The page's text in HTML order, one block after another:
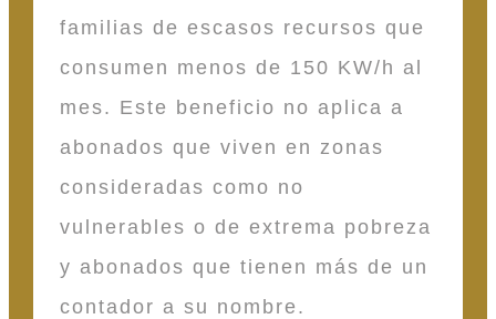
familias de escasos recursos que
consumen menos de 150 KW/h al
mes. Este beneficio no aplica a
abonados que viven en zonas
consideradas como no
vulnerables o de extrema pobreza
y abonados que tienen más de un
contador a su nombre.